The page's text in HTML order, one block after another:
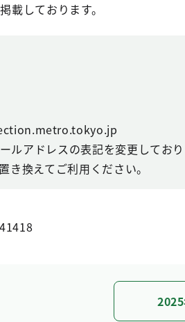
載しております。
アドレスの表記を変更しており
き換えてご利用ください。